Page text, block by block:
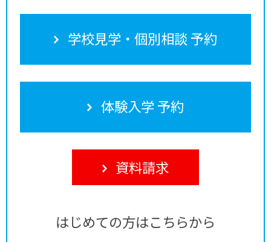
学校見学・個別相談 予約
体験入学 予約
資料請求
はじめての方はこちらから